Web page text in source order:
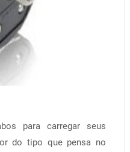
para carregar seus
do tipo que pensa no